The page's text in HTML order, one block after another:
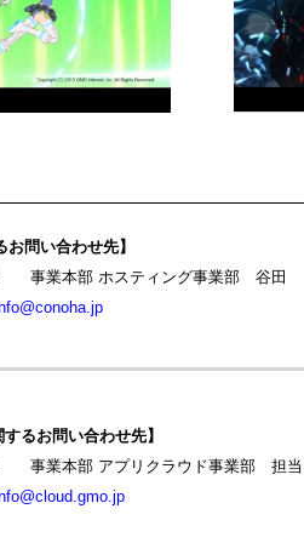
問い合わせ先】
事業本部 ホスティング事業部 谷田
るお問い合わせ先】
事業本部 アプリクラウド事業部 担